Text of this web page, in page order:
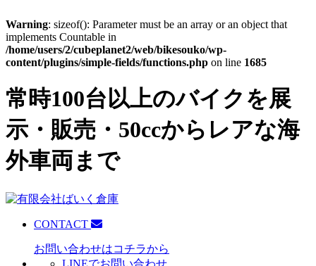
Warning: sizeof(): Parameter must be an array or an object that
implements Countable in
/home/users/2/cubeplanet2/web/bikesouko/wp-
content/plugins/simple-fields/functions.php on line 1685
常時100台以上のバイクを展
示・販売・50ccからレアな海
外車両まで
CONTACT
お問い合わせはコチラから
LINEでお問い合わせ